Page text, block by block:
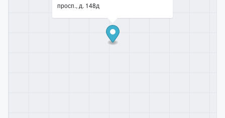
просп., д. 148д